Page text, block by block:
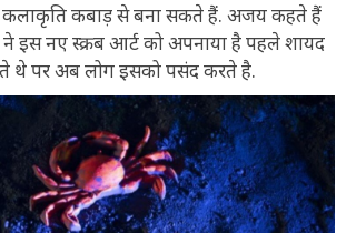
कलाकृति कबाड़ से बना सकते हैं. अजय कहते हैं
इस नए स्क्रब आर्ट को अपनाया है पहले शायद
थे पर अब लोग इसको पसंद करते है.